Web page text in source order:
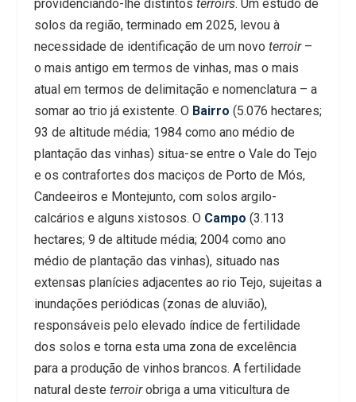
providenciando-lhe distintos terroirs. Um estudo de
solos da região, terminado em 2025, levou à
necessidade de identificação de um novo terroir–
o mais antigo em termos de vinhas, mas o mais
atual em termos de delimitação e nomenclatura – a
somar ao trio já existente. O Bairro (5.076 hectares;
93 de altitude média; 1984 como ano médio de
plantação das vinhas) situa-se entre o Vale do Tejo
e os contrafortes dos maciços de Porto de Mós,
Candeeiros e Montejunto, com solos argilo-
calcários e alguns xistosos. O Campo (3.113
hectares; 9 de altitude média; 2004 como ano
médio de plantação das vinhas), situado nas
extensas planícies adjacentes ao rio Tejo, sujeitas a
inundações periódicas (zonas de aluvião),
responsáveis pelo elevado índice de fertilidade
dos solos e torna esta uma zona de excelência
para a produção de vinhos brancos. A fertilidade
natural deste terroirobriga a uma viticultura de